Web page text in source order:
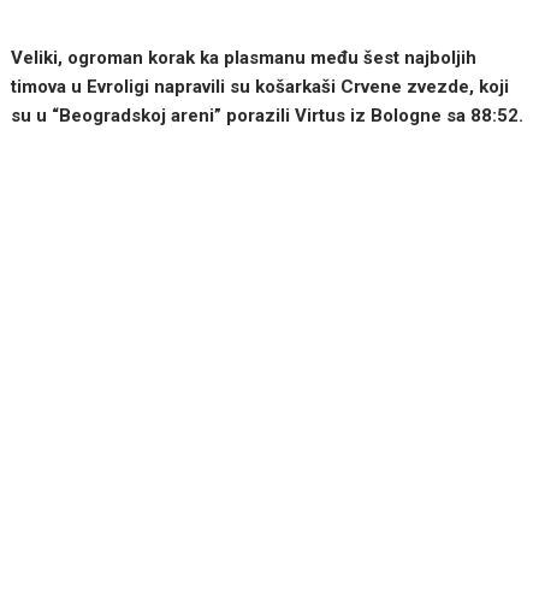
Veliki, ogroman korak ka plasmanu među šest najboljih
timova u Evroligi napravili su košarkaši Crvene zvezde, koji
su u “Beogradskoj areni” porazili Virtus iz Bologne sa 88:52.